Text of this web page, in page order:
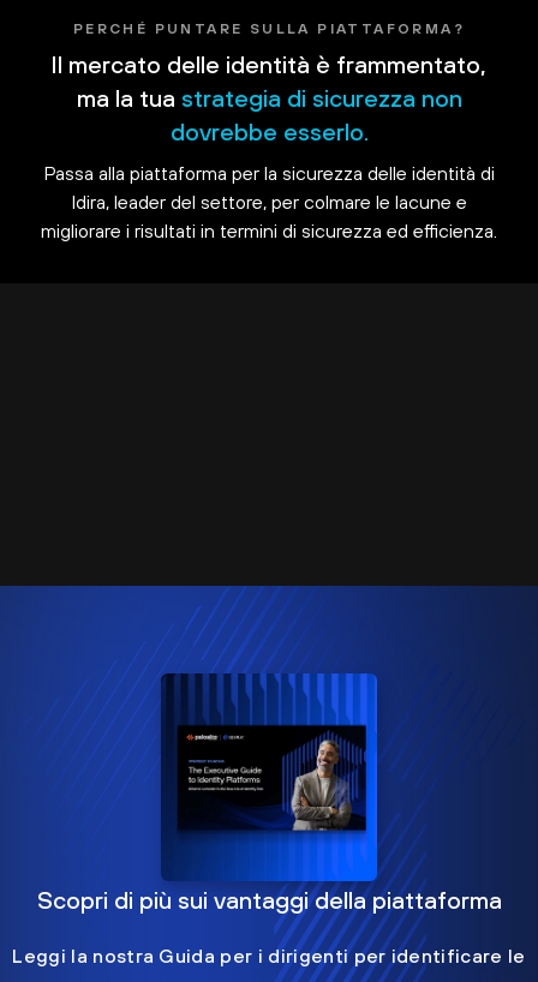
PERCHÉ PUNTARE SULLA PIATTAFORMA?
Il mercato delle identità è frammentato,
ma la tua strategia di sicurezza non
dovrebbe esserlo.
Passa alla piattaforma per la sicurezza delle identità di
Idira, leader del settore, per colmare le lacune e
migliorare i risultati in termini di sicurezza ed efficienza.
Scopri di più sui vantaggi della piattaforma
Leggi la nostra Guida per i dirigenti per identificare le